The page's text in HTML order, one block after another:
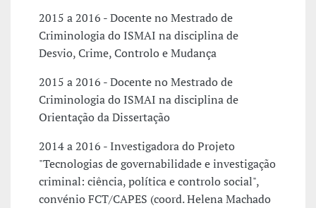
2015 a 2016 - Docente no Mestrado de
Criminologia do ISMAI na disciplina de
Desvio, Crime, Controlo e Mudança
2015 a 2016 - Docente no Mestrado de
Criminologia do ISMAI na disciplina de
Orientação da Dissertação
2014 a 2016 - Investigadora do Projeto
"Tecnologias de governabilidade e investigação
criminal: ciência, política e controlo social",
convénio FCT/CAPES (coord. Helena Machado